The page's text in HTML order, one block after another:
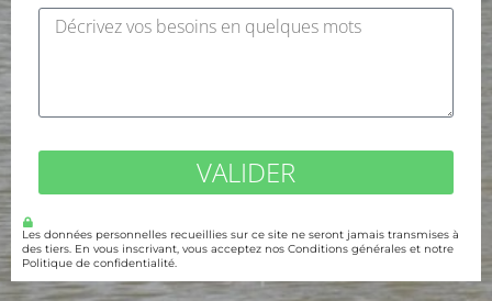
VALIDER
Les données personnelles recueillies sur ce site ne seront jamais transmises à
des tiers. En vous inscrivant, vous acceptez nos Conditions générales et notre
Politique de confidentialité.